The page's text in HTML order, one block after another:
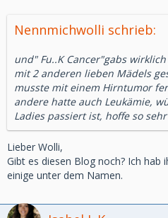
Nennmichwolli schrieb:
und" Fu..K Cancer"gabs
mit 2 anderen lieben Mädels
musste mit einem Hirntumor
andere hatte auch Leukämie,
Ladies passiert ist, hoffe so
Lieber Wolli,
Gibt es diesen Blog noch? Ich hab
einige unter dem Namen.